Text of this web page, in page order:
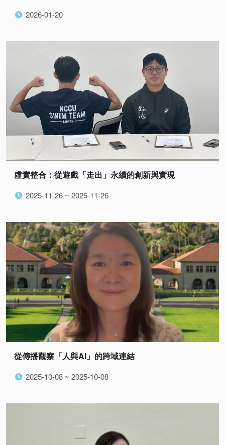
2026-01-20
虛實整合：從遊戲「走出」永續的創新與實現
2025-11-26 ~ 2025-11-26
從傳播觀察「人與AI」的跨域連結
2025-10-08 ~ 2025-10-08